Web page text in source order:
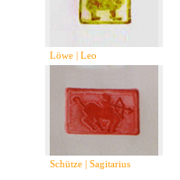
Löwe | Leo
Schütze | Sagitarius